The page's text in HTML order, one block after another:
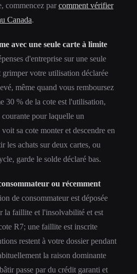
commencez parcomment vérifier
Canada.
avec une seule carte à limite
d'entreprise sur une seule
grimper votre utilisation déclarée
même quand vous remboursez
30 % de la cote est l'utilisation,
pour laquelle un
sa cote monter et descendre en
les achats sur deux cartes, ou
garde le solde déclaré bas.
ou récemment
de consommateur est déposée
la faillite et l'insolvabilité et est
R7; une faillite est inscrite
restent à votre dossier pendant
la raison dominante
passe par du crédit garanti et